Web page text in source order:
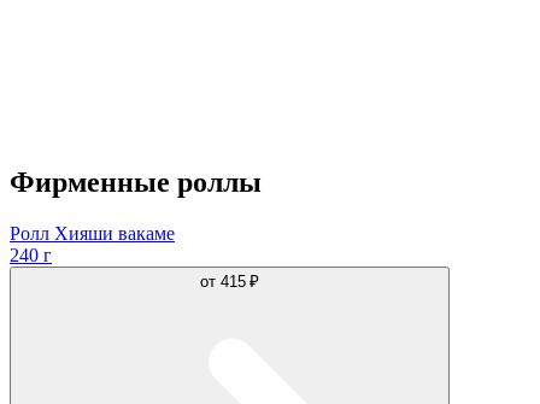
Фирменные роллы
Ролл Хияши вакаме
240 г
от 415 ₽